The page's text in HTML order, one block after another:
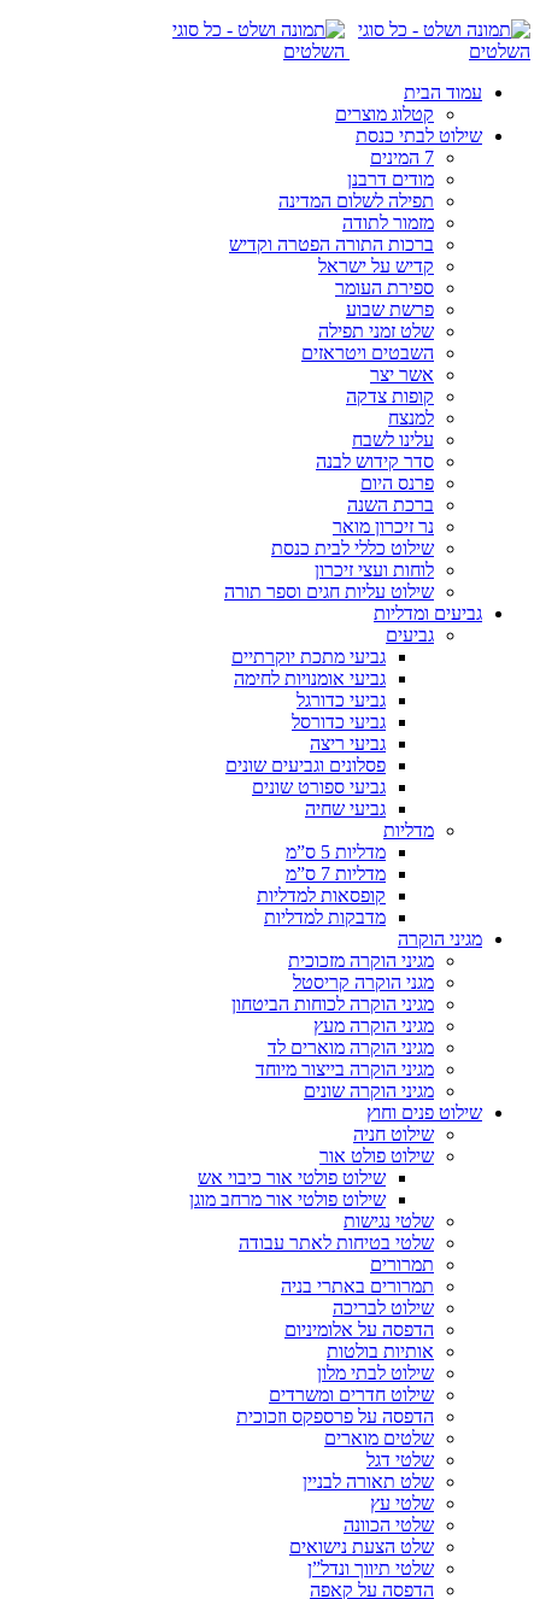
עמוד הבית
קטלוג מוצרים
שילוט לבתי כנסת
7 המינים
מודים דרבנן
תפילה לשלום המדינה
מזמור לתודה
ברכות התורה הפטרה וקדיש
קדיש על ישראל
ספירת העומר
פרשת שבוע
שלט זמני תפילה
השבטים ויטראזים
אשר יצר
קופות צדקה
למנצח
עלינו לשבח
סדר קידוש לבנה
פרנס היום
ברכת השנה
נר זיכרון מואר
שילוט כללי לבית כנסת
לוחות ועצי זיכרון
שילוט עליות חגים וספר תורה
גביעים ומדליות
גביעים
גביעי מתכת יוקרתיים
גביעי אומנויות לחימה
גביעי כדורגל
גביעי כדורסל
גביעי ריצה
פסלונים וגביעים שונים
גביעי ספורט שונים
גביעי שחיה
מדליות
מדליות 5 ס”מ
מדליות 7 ס”מ
קופסאות למדליות
מדבקות למדליות
מגיני הוקרה
מגיני הוקרה מזכוכית
מגני הוקרה קריסטל
מגיני הוקרה לכוחות הביטחון
מגיני הוקרה מעץ
מגיני הוקרה מוארים לד
מגיני הוקרה בייצור מיוחד
מגיני הוקרה שונים
שילוט פנים וחוץ
שילוט חניה
שילוט פולט אור
שילוט פולטי אור כיבוי אש
שילוט פולטי אור מרחב מוגן
שלטי נגישות
שלטי בטיחות לאתר עבודה
תמרורים
תמרורים באתרי בניה
שילוט לבריכה
הדפסה על אלומיניום
אותיות בולטות
שילוט לבתי מלון
שילוט חדרים ומשרדים
הדפסה על פרספקס וזכוכית
שלטים מוארים
שלטי דגל
שלט תאורה לבניין
שלטי עץ
שלטי הכוונה
שלט הצעת נישואים
שלטי תיווך ונדל”ן
הדפסה על קאפה